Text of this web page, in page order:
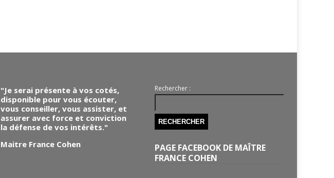
"Je serai présente à vos cotés,
disponible pour vous écouter,
vous conseiller, vous assister, et
assurer avec force et conviction
la défense de vos intérêts."
Maitre France Cohen
Rechercher :
PAGE FACEBOOK DE MAÎTRE
FRANCE COHEN